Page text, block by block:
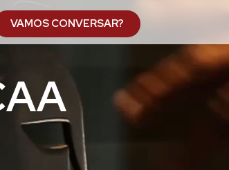
VAMOS CONVERSAR?